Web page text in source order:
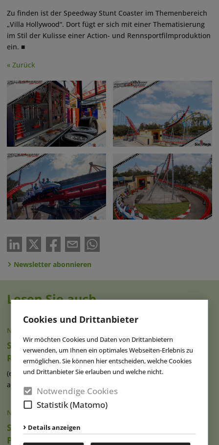
Cookies und Drittanbieter
Wir möchten Cookies und Daten von Drittanbietern
verwenden, um Ihnen ein optimales Webseiten-Erlebnis zu
ermöglichen. Sie können hier entscheiden, welche Cookies
und Drittanbieter Sie erlauben und welche nicht.
Notwendige Cookies
Statistik (Matomo)
Details anzeigen
Zu finden ist der Speedway Stunt Coaster im Themenbereich
„Villa Hollywood“. Dort fügt er sich mit einer Thematisierung
im Stil der Kulisse einer Action- und Rennsportfilmproduktion
ein. ■
« Zurück
Newsletter abonnieren
Lesen Sie auch
NACHRICHTEN
Six Flags Qiddiya City eröffnet mit mehreren
Rekordattraktionen
(eap) Das erste große Freizeitpark-Flaggschiff des saudi-
arabischen Megaprojekts Qiddiya (...)
NACHRICHTEN 07.01.2026
Six Flags verzichtet auf Kaufoption für Texas-
Park